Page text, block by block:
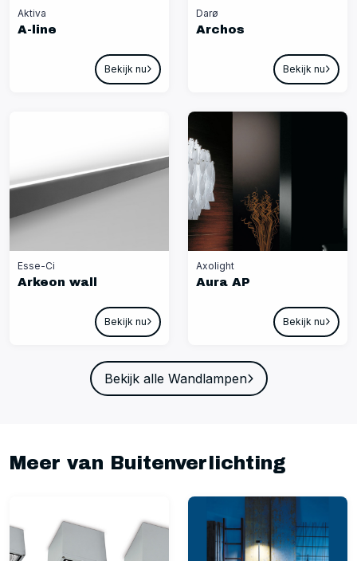
Aktiva
A-line
Bekijk nu
Darø
Archos
Bekijk nu
Esse-Ci
Arkeon wall
Bekijk nu
Axolight
Aura AP
Bekijk nu
Bekijk alle Wandlampen
Meer van Buitenverlichting